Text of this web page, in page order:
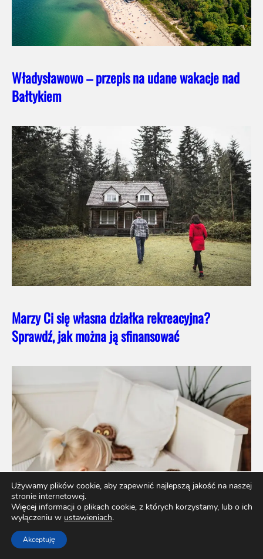
Władysławowo – przepis na udane wakacje nad
Bałtykiem
Marzy Ci się własna działka rekreacyjna?
Sprawdź, jak można ją sfinansować
Używamy plików cookie, aby zapewnić najlepszą jakość na naszej
stronie internetowej.
Więcej informacji o plikach cookie, z których korzystamy, lub o ich
wyłączeniu w ustawieniach.
Akceptuję